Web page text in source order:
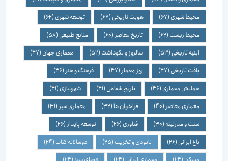
محیط شهری(67) هویت تاریخی(67) توسعه شهری(62)
محیط زیست(62) تاریخ معاصر(60) منابع طبیعی(58)
ابنیه تاریخی(53) سالروز و نکوداشت(52) معماری جهان(47)
بافت تاریخی(47) روز معمار(47) فرهنگ و هنر(46)
همایش معماری(46) تاریخ شفاهی(41) شهرسازی(41)
معماری معاصر(40) فراخوان ها(32) معماری سبز(31)
سنت و مدرنیته(30) فناوری(26) توسعه پایدار(26)
باغ ایرانی(26) نابودی و تخریب(25) دوسالانه کتاب(24)